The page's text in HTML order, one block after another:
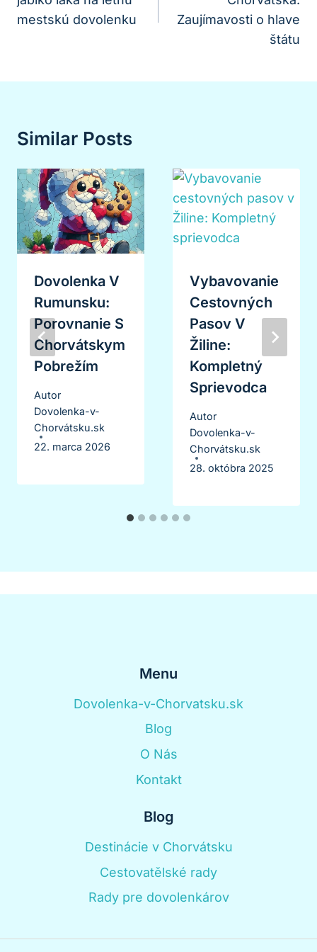
Článku
mestskú dovolenku
Zaujímavosti o hlave
štátu
Similar Posts
Dovolenka V
Rumunsku:
Porovnanie S
Chorvátskym
Pobrežím
Autor
Dovolenka-v-
Chorvátsku.sk
22. marca 2026
Vybavovanie
Cestovných
Pasov V
Žiline:
Kompletný
Sprievodca
Autor
Dovolenka-v-
Chorvátsku.sk
28. októbra 2025
Menu
Dovolenka-v-Chorvatsku.sk
Blog
O Nás
Kontakt
Blog
Destinácie v Chorvátsku
Cestovatělské rady
Rady pre dovolenkárov